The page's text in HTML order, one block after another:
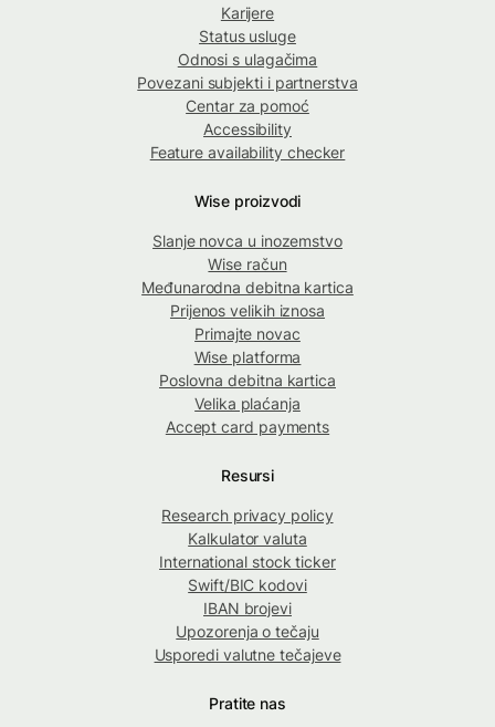
Karijere
Status usluge
Odnosi s ulagačima
Povezani subjekti i partnerstva
Centar za pomoć
Accessibility
Feature availability checker
Wise proizvodi
Slanje novca u inozemstvo
Wise račun
Međunarodna debitna kartica
Prijenos velikih iznosa
Primajte novac
Wise platforma
Poslovna debitna kartica
Velika plaćanja
Accept card payments
Resursi
Research privacy policy
Kalkulator valuta
International stock ticker
Swift/BIC kodovi
IBAN brojevi
Upozorenja o tečaju
Usporedi valutne tečajeve
Pratite nas